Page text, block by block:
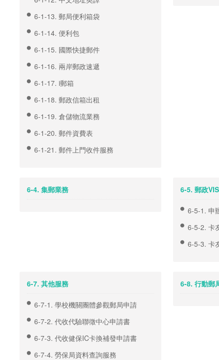
6-1-13. 郵局便利箱袋
6-1-14. 便利包
6-1-15. 國際快捷郵件
6-1-16. 兩岸郵政速遞
6-1-17. i郵箱
6-1-18. 郵政信箱出租
6-1-19. 倉儲物流業務
6-1-20. 郵件資費表
6-1-21. 郵件上門收件服務
6-4. 集郵業務 6-5. 郵政
6-5-1. 申
6-5-2. 卡
6-5-3. 卡
6-7. 其他服務
6-7-1. 學校機關團體參觀郵局申請
6-7-2. 代收代驗聯徵中心申請書
6-7-3. 代收健保IC卡換補發申請書
6-7-4. 勞保局資料查詢服務
6-8. 行動郵